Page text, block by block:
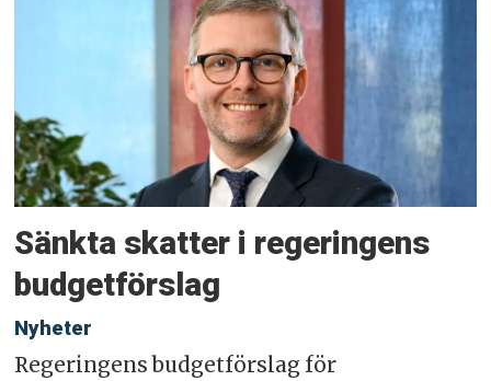
Sänkta skatter i regeringens
budgetförslag
Nyheter
Regeringens budgetförslag för